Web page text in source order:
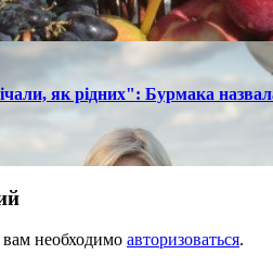
як рідних": Бурмака
необходимо авторизоваться.